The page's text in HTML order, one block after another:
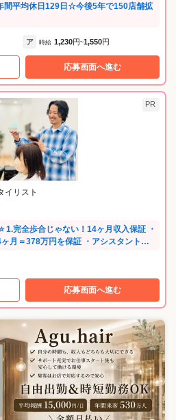
間平均休日129日☆今後5年で150店舗拡
ア 時給 1,230円~1,550円
応募画面へ進む
PR
イリスト
月＝378万円を保証 ・アシスタント：
い◎ ・完全歩合ではないので、安定収入
憩も確保 ・営業前後の強制研修なし ・
備＆充実のサポ
診断費用も全額負担 ⭐ 4.交通費・
額支給 ・車通勤OK！駐車場代も会社が
も車も、自分に合った通勤スタイルで◎
と部屋の社員寮！家賃は半額 ・家具・家
応じてご用意 ・店舗や研修所近くのお部
許があればOK！
・ブランク・経験問わず歓迎 ・スタッフ
応募画面へ進む